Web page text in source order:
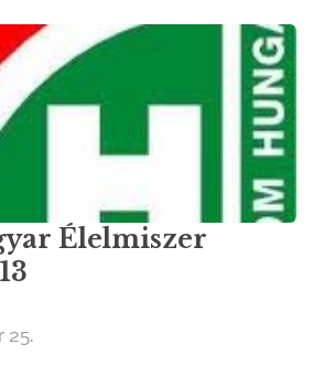
Élelmiszer
25.